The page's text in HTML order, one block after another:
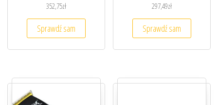
352,75zł
Sprawdź sam
297,49zł
Sprawdź sam